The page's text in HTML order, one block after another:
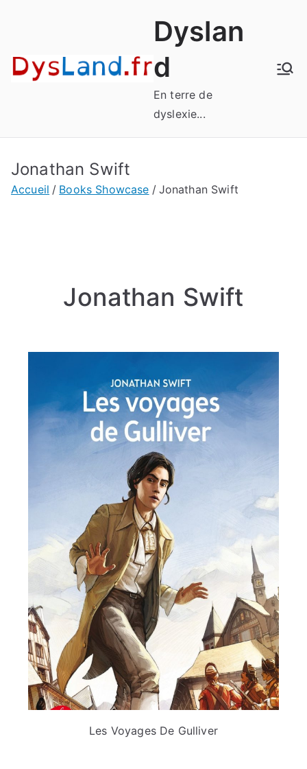
Dyslan
d
En terre de
dyslexie...
Jonathan Swift
Accueil Books Showcase Jonathan Swift
Jonathan Swift
Les Voyages De Gulliver